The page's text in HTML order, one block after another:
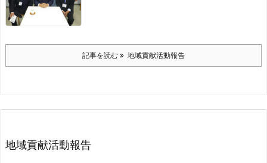
記事を読む 地域貢献活動報告
地域貢献活動報告